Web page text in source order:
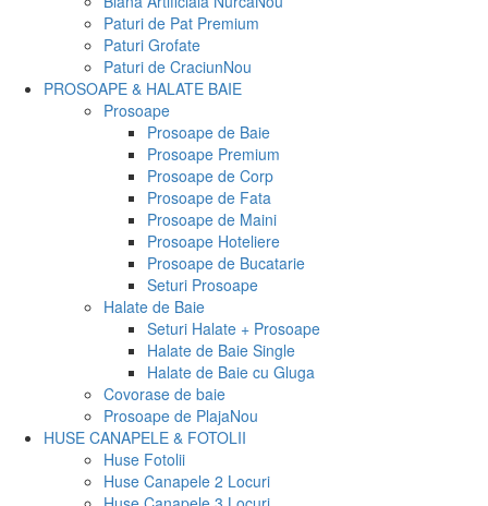
Paturi de Pat Premium
Paturi Grofate
Paturi de CraciunNou
PROSOAPE & HALATE BAIE
Prosoape
Prosoape de Baie
Prosoape Premium
Prosoape de Corp
Prosoape de Fata
Prosoape de Maini
Prosoape Hoteliere
Prosoape de Bucatarie
Seturi Prosoape
Halate de Baie
Seturi Halate + Prosoape
Halate de Baie Single
Halate de Baie cu Gluga
Covorase de baie
Prosoape de PlajaNou
HUSE CANAPELE & FOTOLII
Huse Fotolii
Huse Canapele 2 Locuri